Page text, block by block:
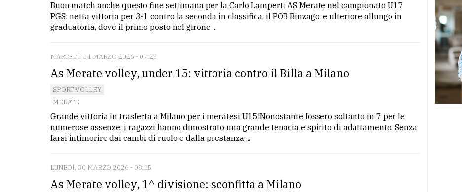
Buon match anche questo fine settimana per la Carlo Lamperti AS Merate nel campionato U17
PGS: netta vittoria per 3-1 contro la seconda in classifica, il POB Binzago, e ulteriore allungo in
graduatoria, dove il primo posto nel girone ...
MARTEDÌ, 31 MARZO 2026 - 07:23
As Merate volley, under 15: vittoria contro il Billa a Milano
SPORT VOLLEY
MERATE
Grande vittoria in trasferta a Milano per i meratesi U15!Nonostante fossero soltanto in 7 per le
numerose assenze, i ragazzi hanno dimostrato una grande tenacia e spirito di adattamento. Senza
farsi intimorire dai cambi di ruolo e dalla prestanza ...
LUNEDÌ, 30 MARZO 2026 - 08:15
As Merate volley, 1^ divisione: sconfitta a Milano